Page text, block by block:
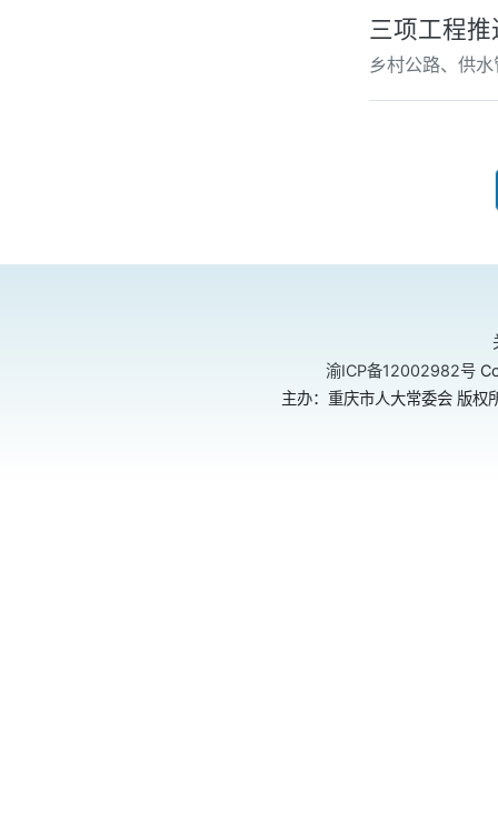
三项工程
乡村公路、供
渝ICP备12002982号
主办：重庆市人大常委会 版